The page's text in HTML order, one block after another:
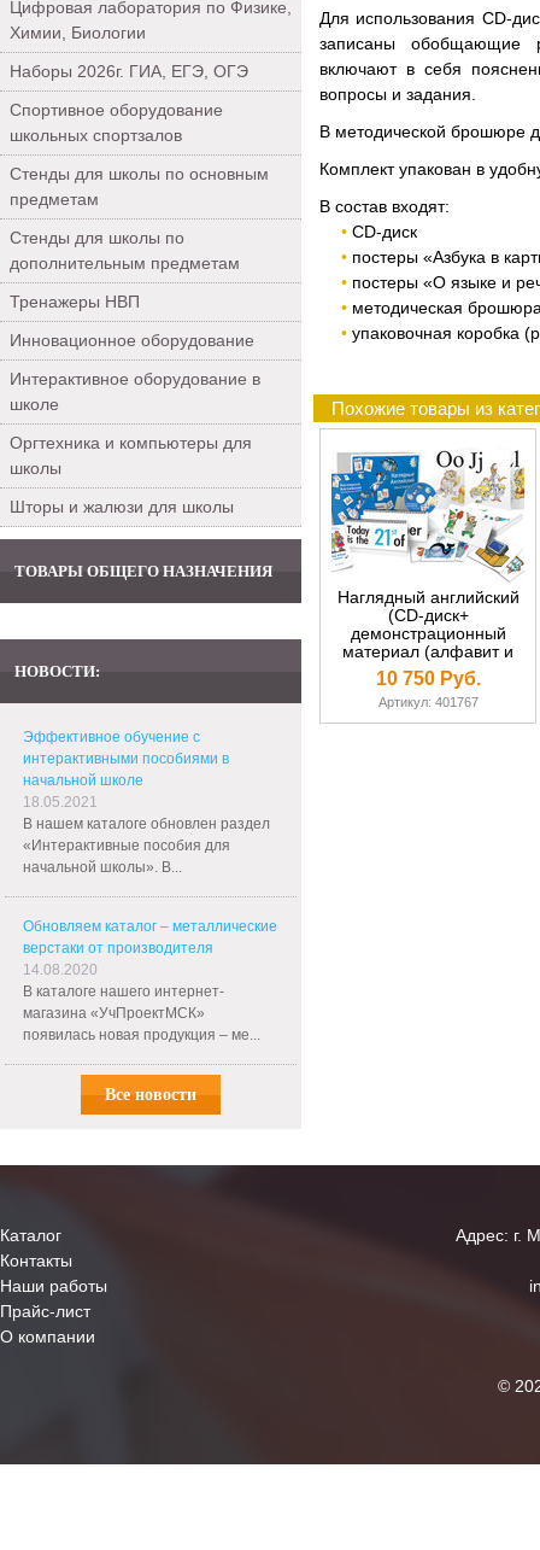
Цифровая лаборатория по Физике,
Химии, Биологии
Наборы 2026г. ГИА, ЕГЭ, ОГЭ
Спортивное оборудование
школьных спортзалов
Стенды для школы по основным
предметам
Стенды для школы по
дополнительным предметам
Тренажеры НВП
Инновационное оборудование
Интерактивное оборудование в
школе
Оргтехника и компьютеры для
школы
Шторы и жалюзи для школы
ТОВАРЫ ОБЩЕГО НАЗНАЧЕНИЯ
НОВОСТИ:
Эффективное обучение с
интерактивными пособиями в
начальной школе
18.05.2021
В нашем каталоге обновлен раздел
«Интерактивные пособия для
начальной школы». В...
Обновляем каталог – металлические
верстаки от производителя
14.08.2020
В каталоге нашего интернет-
магазина «УчПроектМСК»
появилась новая продукция – ме...
Все новости
Для использования CD-
записаны обобщающие
включают в себя
вопросы и задания.
В методической брошюре
Комплект упакован в
В состав входят:
СD-диск
постеры «Азбука в
постеры «О языке и
методическая
упаковочная коробка
Похожие товары из
Наглядный английский
(СD-диск+
демонстрационный
материал (алфавит и
др.), карточки,
перекидные календари,
песенники)
10 750 Руб.
Артикул: 401767
Каталог
Контакты
Наши работы
Прайс-лист
О компании
Адрес: г.
©